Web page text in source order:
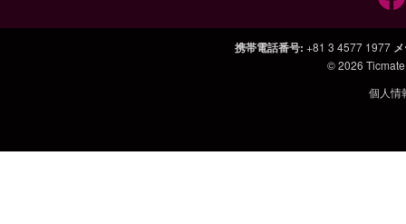
携帯電話番号: +81 3 4577 1977
© 2026
個人情